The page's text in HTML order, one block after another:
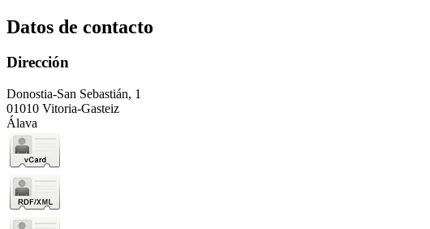
Datos de contacto
Dirección
Donostia-San Sebastián, 1
01010 Vitoria-Gasteiz
Álava